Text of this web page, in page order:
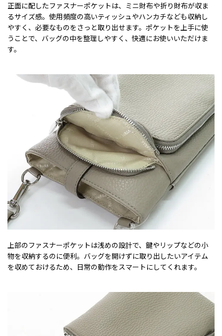
正面に配したファスナーポケットは、ミニ財布や折り財布が収ま
るサイズ感。使用頻度の高いティッシュやハンカチなども収納し
やすく、必要なものをさっと取り出せます。ポケットを上手に使
うことで、バッグの中を整理しやすく、快適にお使いいただけま
す。
上部のファスナーポケットは浅めの設計で、鍵やリップなどの小
物を収納するのに便利。バッグを開けずに取り出したいアイテム
を収めておけるため、日常の動作をスマートにしてくれます。